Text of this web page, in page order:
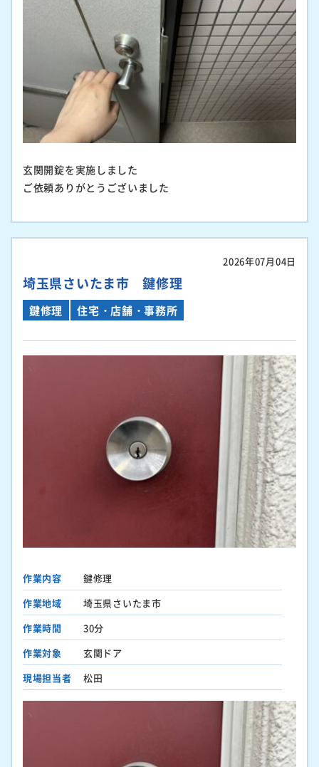
玄関開錠を実施しました
ご依頼ありがとうございました
2026年07月04日
埼玉県さいたま市 鍵修理
鍵修理 住宅・店舗・事務所
作業内容
鍵修理
作業地域
埼玉県さいたま市
作業時間
30分
作業対象
玄関ドア
現場担当者
松田